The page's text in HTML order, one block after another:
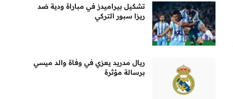
تشكيل بيراميدز في مباراة ودية ضد
ريزا سبور التركي
ريال مدريد يعزي في وفاة والد ميسي
برسالة مؤثرة